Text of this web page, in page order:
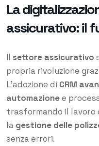
La
assicurativo: il
Il settore assicurativo
propria rivoluzione
L’adozione di CRM
automazionee
trasformando il lavoro
la gestione delle
senza errori.